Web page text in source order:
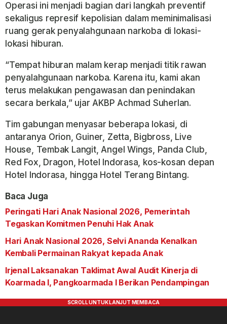
Operasi ini menjadi bagian dari langkah preventif
sekaligus represif kepolisian dalam meminimalisasi
ruang gerak penyalahgunaan narkoba di lokasi-
lokasi hiburan.
“Tempat hiburan malam kerap menjadi titik rawan
penyalahgunaan narkoba. Karena itu, kami akan
terus melakukan pengawasan dan penindakan
secara berkala,” ujar AKBP Achmad Suherlan.
Tim gabungan menyasar beberapa lokasi, di
antaranya Orion, Guiner, Zetta, Bigbross, Live
House, Tembak Langit, Angel Wings, Panda Club,
Red Fox, Dragon, Hotel Indorasa, kos-kosan depan
Hotel Indorasa, hingga Hotel Terang Bintang.
Baca Juga
Peringati Hari Anak Nasional 2026, Pemerintah
Tegaskan Komitmen Penuhi Hak Anak
Hari Anak Nasional 2026, Selvi Ananda Kenalkan
Kembali Permainan Rakyat kepada Anak
Irjenal Laksanakan Taklimat Awal Audit Kinerja di
Koarmada I, Pangkoarmada I Berikan Pendampingan